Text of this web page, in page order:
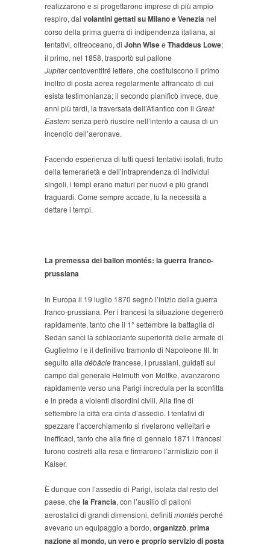
realizzarono e si progettarono imprese di più ampio
respiro, dai volantini gettati su Milano e Venezianel
corso della prima guerra di indipendenza italiana, ai
tentativi, oltreoceano, di John Wisee Thaddeus Lowe;
il primo, nel 1858, trasportò sul pallone
Jupitercentoventitré lettere, che costituiscono il primo
inoltro di posta aerea regolarmente affrancato di cui
esista testimonianza; il secondo pianificò invece, due
anni più tardi, la traversata dell’Atlantico con il Great
Easternsenza però riuscire nell’intento a causa di un
incendio dell’aeronave.
Facendo esperienza di tutti questi tentativi isolati, frutto
della temerarietà e dell’intraprendenza di individui
singoli, i tempi erano maturi per nuovi e più grandi
traguardi. Come sempre accade, fu la necessità a
dettare i tempi.
La premessa dei ballon montés: la guerra franco-
prussiana
In Europa il 19 luglio 1870 segnò l’inizio della guerra
franco-prussiana. Per i francesi la situazione degenerò
rapidamente, tanto che il 1° settembre la battaglia di
Sedan sancì la schiacciante superiorità delle armate di
Guglielmo I e il definitivo tramonto di Napoleone III. In
seguito alla débâclefrancese, i prussiani, guidati sul
campo dal generale Helmuth von Moltke, avanzarono
rapidamente verso una Parigi incredula per la sconfitta
e in preda a violenti disordini civili. Alla fine di
settembre la città era cinta d’assedio. I tentativi di
spezzare l’accerchiamento si rivelarono velleitari e
inefficaci, tanto che alla fine di gennaio 1871 i francesi
furono costretti alla resa e firmarono l’armistizio con il
Kaiser.
È dunque con l’assedio di Parigi, isolata dal resto del
paese, che la Francia, con l’ausilio di palloni
aerostatici di grandi dimensioni, definiti montésperché
avevano un equipaggio a bordo, organizzò, prima
nazione al mondo, un vero e proprio servizio di posta